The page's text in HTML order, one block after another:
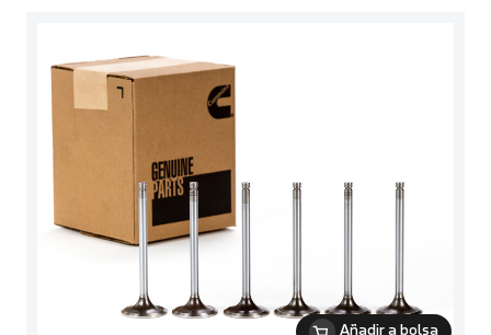
Añadir a bolsa